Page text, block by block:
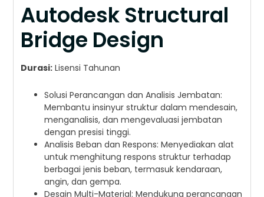
Autodesk Structural
Bridge Design
Durasi: Lisensi Tahunan
Solusi Perancangan dan Analisis Jembatan:
Membantu insinyur struktur dalam mendesain,
menganalisis, dan mengevaluasi jembatan
dengan presisi tinggi.
Analisis Beban dan Respons: Menyediakan alat
untuk menghitung respons struktur terhadap
berbagai jenis beban, termasuk kendaraan,
angin, dan gempa.
Desain Multi-Material: Mendukung perancangan